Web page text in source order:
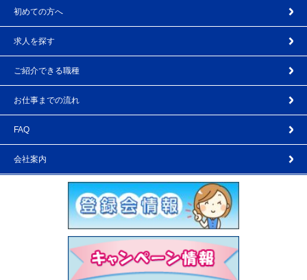
初めての方へ
求人を探す
ご紹介できる職種
お仕事までの流れ
FAQ
会社案内